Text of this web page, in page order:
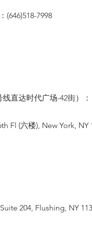
(646)518-7998
直达时代广场-42街）：
Fl (六楼), New York, NY
204, Flushing, NY